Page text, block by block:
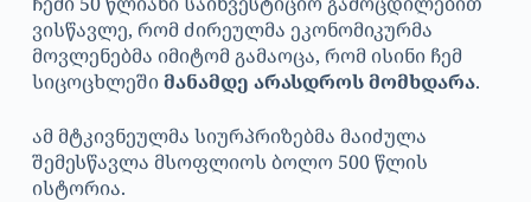
ვისწავლე, რომ ძირეულმა ეკონომიკურმა
მოვლენებმა იმიტომ გამაოცა, რომ ისინი ჩემ
სიცოცხლეშიმანამდე არასდროს მომხდარა.
ამ მტკივნეულმა სიურპრიზებმა მაიძულა
შემესწავლა მსოფლიოს ბოლო 500 წლის
ისტორია.